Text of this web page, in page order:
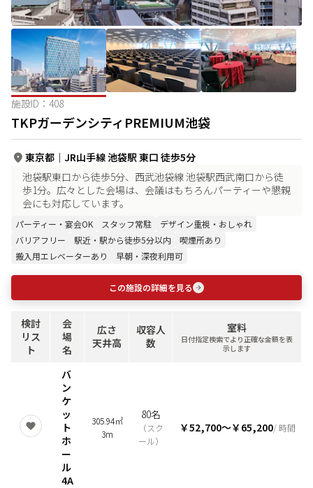
施設ID： 408
TKPガーデンシティPREMIUM池袋
東京都 ｜ JR山手線 池袋駅 東口 徒歩5分
池袋駅東口から徒歩5分、西武池袋線 池袋駅西武南口から徒
歩1分。広々とした会場は、会議はもちろんパーティーや懇親
会にも対応しています。
パーティー・宴会OK スタッフ常駐
デザイン重視・おしゃれ
バリアフリー
駅近・駅から徒歩5分以内
喫煙所あり
搬入用エレベーターあり
早朝・深夜利用可
この施設の詳細を見る
検討
リス
ト
会
場
名
広さ
天井高
収容人
数
室料
日付指定検索でより正確な金額を表
示します
バ
ン
ケ
ッ
ト
ホ
ー
ル
4A
305.94㎡
3m
80名
（スク
ール）
￥52,700〜￥65,200/ 時間